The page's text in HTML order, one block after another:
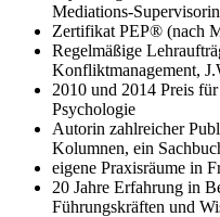
Mediations-
Zertifikat PEP® (nach
Regelmäßige
Konfliktmanagement,
2010 und 2014 Preis
Psychologie
Autorin zahlreicher
Kolumnen, ein
eigene Praxisräume in
20 Jahre Erfahrung in
Führungskräften und